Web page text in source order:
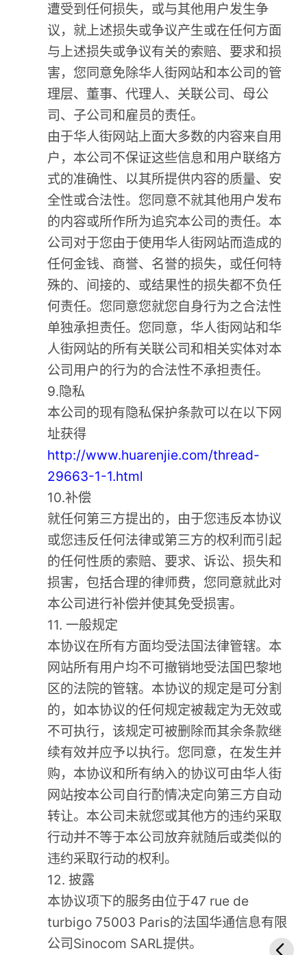
遭受到任何损失，或与其他用户发生争
议，就上述损失或争议产生或在任何方面
与上述损失或争议有关的索赔、要求和损
害，您同意免除华人街网站和本公司的管
理层、董事、代理人、关联公司、母公
司、子公司和雇员的责任。
由于华人街网站上面大多数的内容来自用
户，本公司不保证这些信息和用户联络方
式的准确性、以其所提供内容的质量、安
全性或合法性。您同意不就其他用户发布
的内容或所作所为追究本公司的责任。本
公司对于您由于使用华人街网站而造成的
任何金钱、商誉、名誉的损失，或任何特
殊的、间接的、或结果性的损失都不负任
何责任。您同意您就您自身行为之合法性
单独承担责任。您同意，华人街网站和华
人街网站的所有关联公司和相关实体对本
公司用户的行为的合法性不承担责任。
9.隐私
本公司的现有隐私保护条款可以在以下网
址获得
http://www.huarenjie.com/thread-
29663-1-1.html
10.补偿
就任何第三方提出的，由于您违反本协议
或您违反任何法律或第三方的权利而引起
的任何性质的索赔、要求、诉讼、损失和
损害，包括合理的律师费，您同意就此对
本公司进行补偿并使其免受损害。
11. 一般规定
本协议在所有方面均受法国法律管辖。本
网站所有用户均不可撤销地受法国巴黎地
区的法院的管辖。本协议的规定是可分割
的，如本协议的任何规定被裁定为无效或
不可执行，该规定可被删除而其余条款继
续有效并应予以执行。您同意，在发生并
购，本协议和所有纳入的协议可由华人街
网站按本公司自行酌情决定向第三方自动
转让。本公司未就您或其他方的违约采取
行动并不等于本公司放弃就随后或类似的
违约采取行动的权利。
12. 披露
本协议项下的服务由位于47 rue de
turbigo 75003 Paris的法国华通信息有限
公司Sinocom SARL提供。